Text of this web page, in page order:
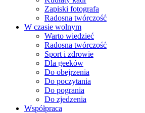
Zapiski fotografa
Radosna twórczość
W czasie wolnym
Warto wiedzieć
Radosna twórczość
Sport i zdrowie
Dla geeków
Do obejrzenia
Do poczytania
Do pogrania
Do zjedzenia
Współpraca